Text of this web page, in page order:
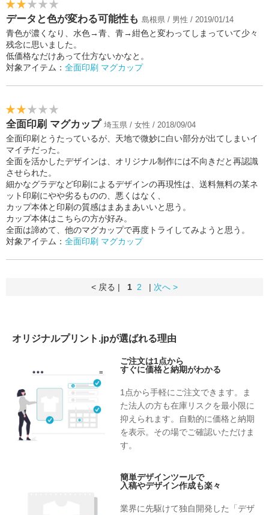
データと色が変わる可能性も 島根県 / 男性 / 2019/01/14
青色が濃くなり、水色→青、青→紺色と変わってしまっていて少々
残念に思いました。
低価格なだけあって仕方ないかなと。
対象アイテム： 全面印刷 マグカップ
全面印刷 マグカップ 埼玉県 / 女性 / 2018/09/04
全面印刷とうたっているが、天地で微妙に白い部分が出てしまいイ
マイチだった。
全面を活かしたデザインは、オリジナル制作には不向きだと再認識
させられた。
細かなグラデなど印刷によるデザインの再現性は、送料無料の某ネ
ット印刷にやや劣るものの、悪くはなく、
カップ本体と印刷の質感はまあまあいいと思う。
カップ本体はこちらの方が好み。
全面は諦めて、他のマグカップで再度トライしてみようと思う。
対象アイテム： 全面印刷 マグカップ
< 戻る | 1 2 | 次へ >
オリジナルプリント.jpが選ばれる理由
ご注文は1点から
すぐに価格と納期がわかる
1点から手軽にご注文できます。ま
た法人の方も在庫リスクを最小限に
抑えられます。自動的に価格と納期
を表示。その場でご確認いただけま
す。
簡単デザインツールで
入稿やデザイン作成も楽々
業界に先駆けて独自開発した「デザ